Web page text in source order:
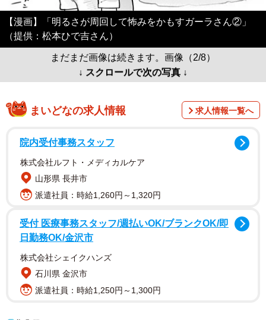
【漫画】「明るさが周回して怖みをかもすガーラさん②」
（提供：松本ひで吉さん）
まだまだ画像は続きます。画像（2/8）
↓ スクロールで次の写真 ↓
まいどなの求人情報 求人情報一覧へ
院内受付事務スタッフ
株式会社ルフト・メディカルケア
山形県 長井市
派遣社員：時給1,260円～1,320円
受付 医療事務スタッフ/週払いOK/ブランクOK/即
日勤務OK/金沢市
株式会社シェイクハンズ
石川県 金沢市
派遣社員：時給1,250円～1,300円